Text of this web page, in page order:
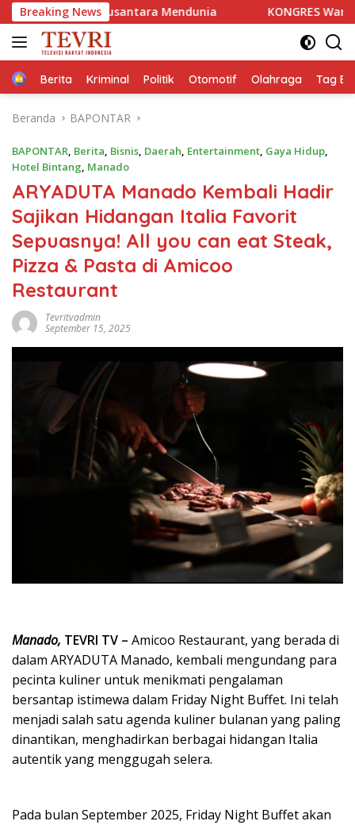
Langsung
ke
konten
Breaking News
Mendunia KONGRES Wanita Indonesia
HomeBerita Kriminal Politik Otomotif Olahraga Tag
Beranda BAPONTAR
BAPONTAR, Berita, Bisnis, Daerah, Entertainment, Gaya Hidup,
Hotel Bintang, Manado
ARYADUTA Manado Kembali Hadir
Sajikan Hidangan Italia Favorit
Sepuasnya! All you can eat Steak,
Pizza & Pasta di Amicoo
Restaurant
Tevritvadmin
September 15, 2025
Manado, TEVRI TV – Amicoo Restaurant, yang berada di
dalam ARYADUTA Manado, kembali mengundang para
pecinta kuliner untuk menikmati pengalaman
bersantap istimewa dalam Friday Night Buffet. Ini telah
menjadi salah satu agenda kuliner bulanan yang paling
dinantikan, menghadirkan berbagai hidangan Italia
autentik yang menggugah selera.
Pada bulan September 2025, Friday Night Buffet akan